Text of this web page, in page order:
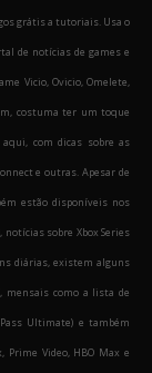
grátis a tutoriais. Usa o
de notícias de games e
Vicio, Ovicio, Omelete,
costuma ter um toque
com dicas sobre as
e outras. Apesar de
estão disponíveis nos
sobre Xbox Series
diárias, existem alguns
mensais como a lista de
Ultimate) e também
Video, HBO Max e